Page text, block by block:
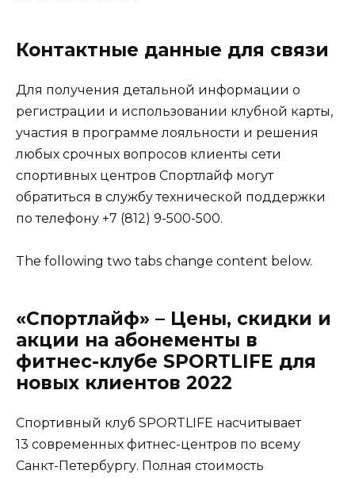
Контактные данные для связи
Для получения детальной информации о
регистрации и использовании клубной карты,
участия в программе лояльности и решения
любых срочных вопросов клиенты сети
спортивных центров Спортлайф могут
обратиться в службу технической поддержки
по телефону +7 (812) 9-500-500.
The following two tabs change content below.
«Спортлайф» – Цены, скидки и
акции на абонементы в
фитнес-клубе SPORTLIFE для
новых клиентов 2022
Спортивный клуб SPORTLIFE насчитывает
13 современных фитнес-центров по всему
Санкт-Петербургу. Полная стоимость